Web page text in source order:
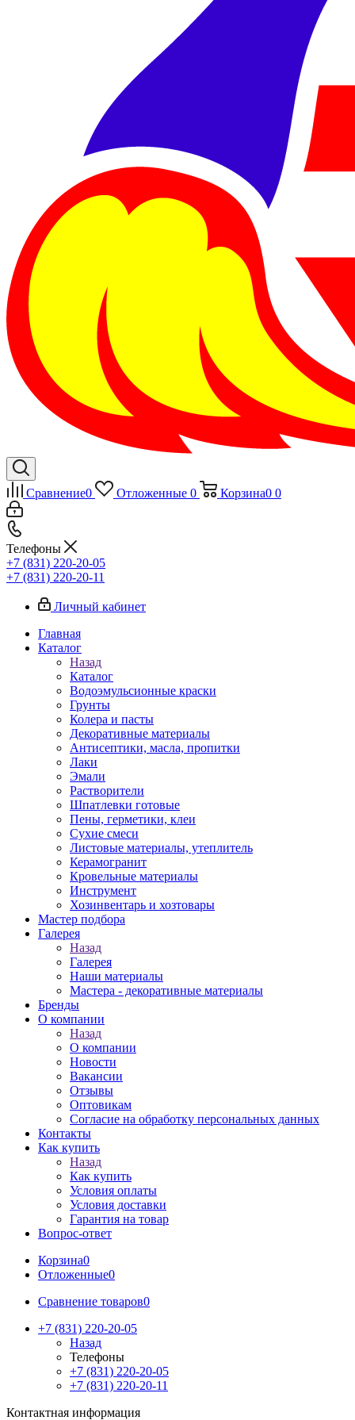
Сравнение0 Отложенные 0 Корзина0 0
Телефоны
+7 (831) 220-20-05
+7 (831) 220-20-11
Личный кабинет
Главная
Каталог
Назад
Каталог
Водоэмульсионные краски
Грунты
Колера и пасты
Декоративные материалы
Антисептики, масла, пропитки
Лаки
Эмали
Растворители
Шпатлевки готовые
Пены, герметики, клеи
Сухие смеси
Листовые материалы, утеплитель
Керамогранит
Кровельные материалы
Инструмент
Хозинвентарь и хозтовары
Мастер подбора
Галерея
Назад
Галерея
Наши материалы
Мастера - декоративные материалы
Бренды
О компании
Назад
О компании
Новости
Вакансии
Отзывы
Оптовикам
Cогласие на обработку персональных данных
Контакты
Как купить
Назад
Как купить
Условия оплаты
Условия доставки
Гарантия на товар
Вопрос-ответ
Корзина0
Отложенные0
Сравнение товаров0
+7 (831) 220-20-05
Назад
Телефоны
+7 (831) 220-20-05
+7 (831) 220-20-11
Контактная информация